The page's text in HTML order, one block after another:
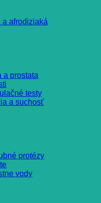
afrodiziaká
a prostata
testy
a suchosť
protézy
vody